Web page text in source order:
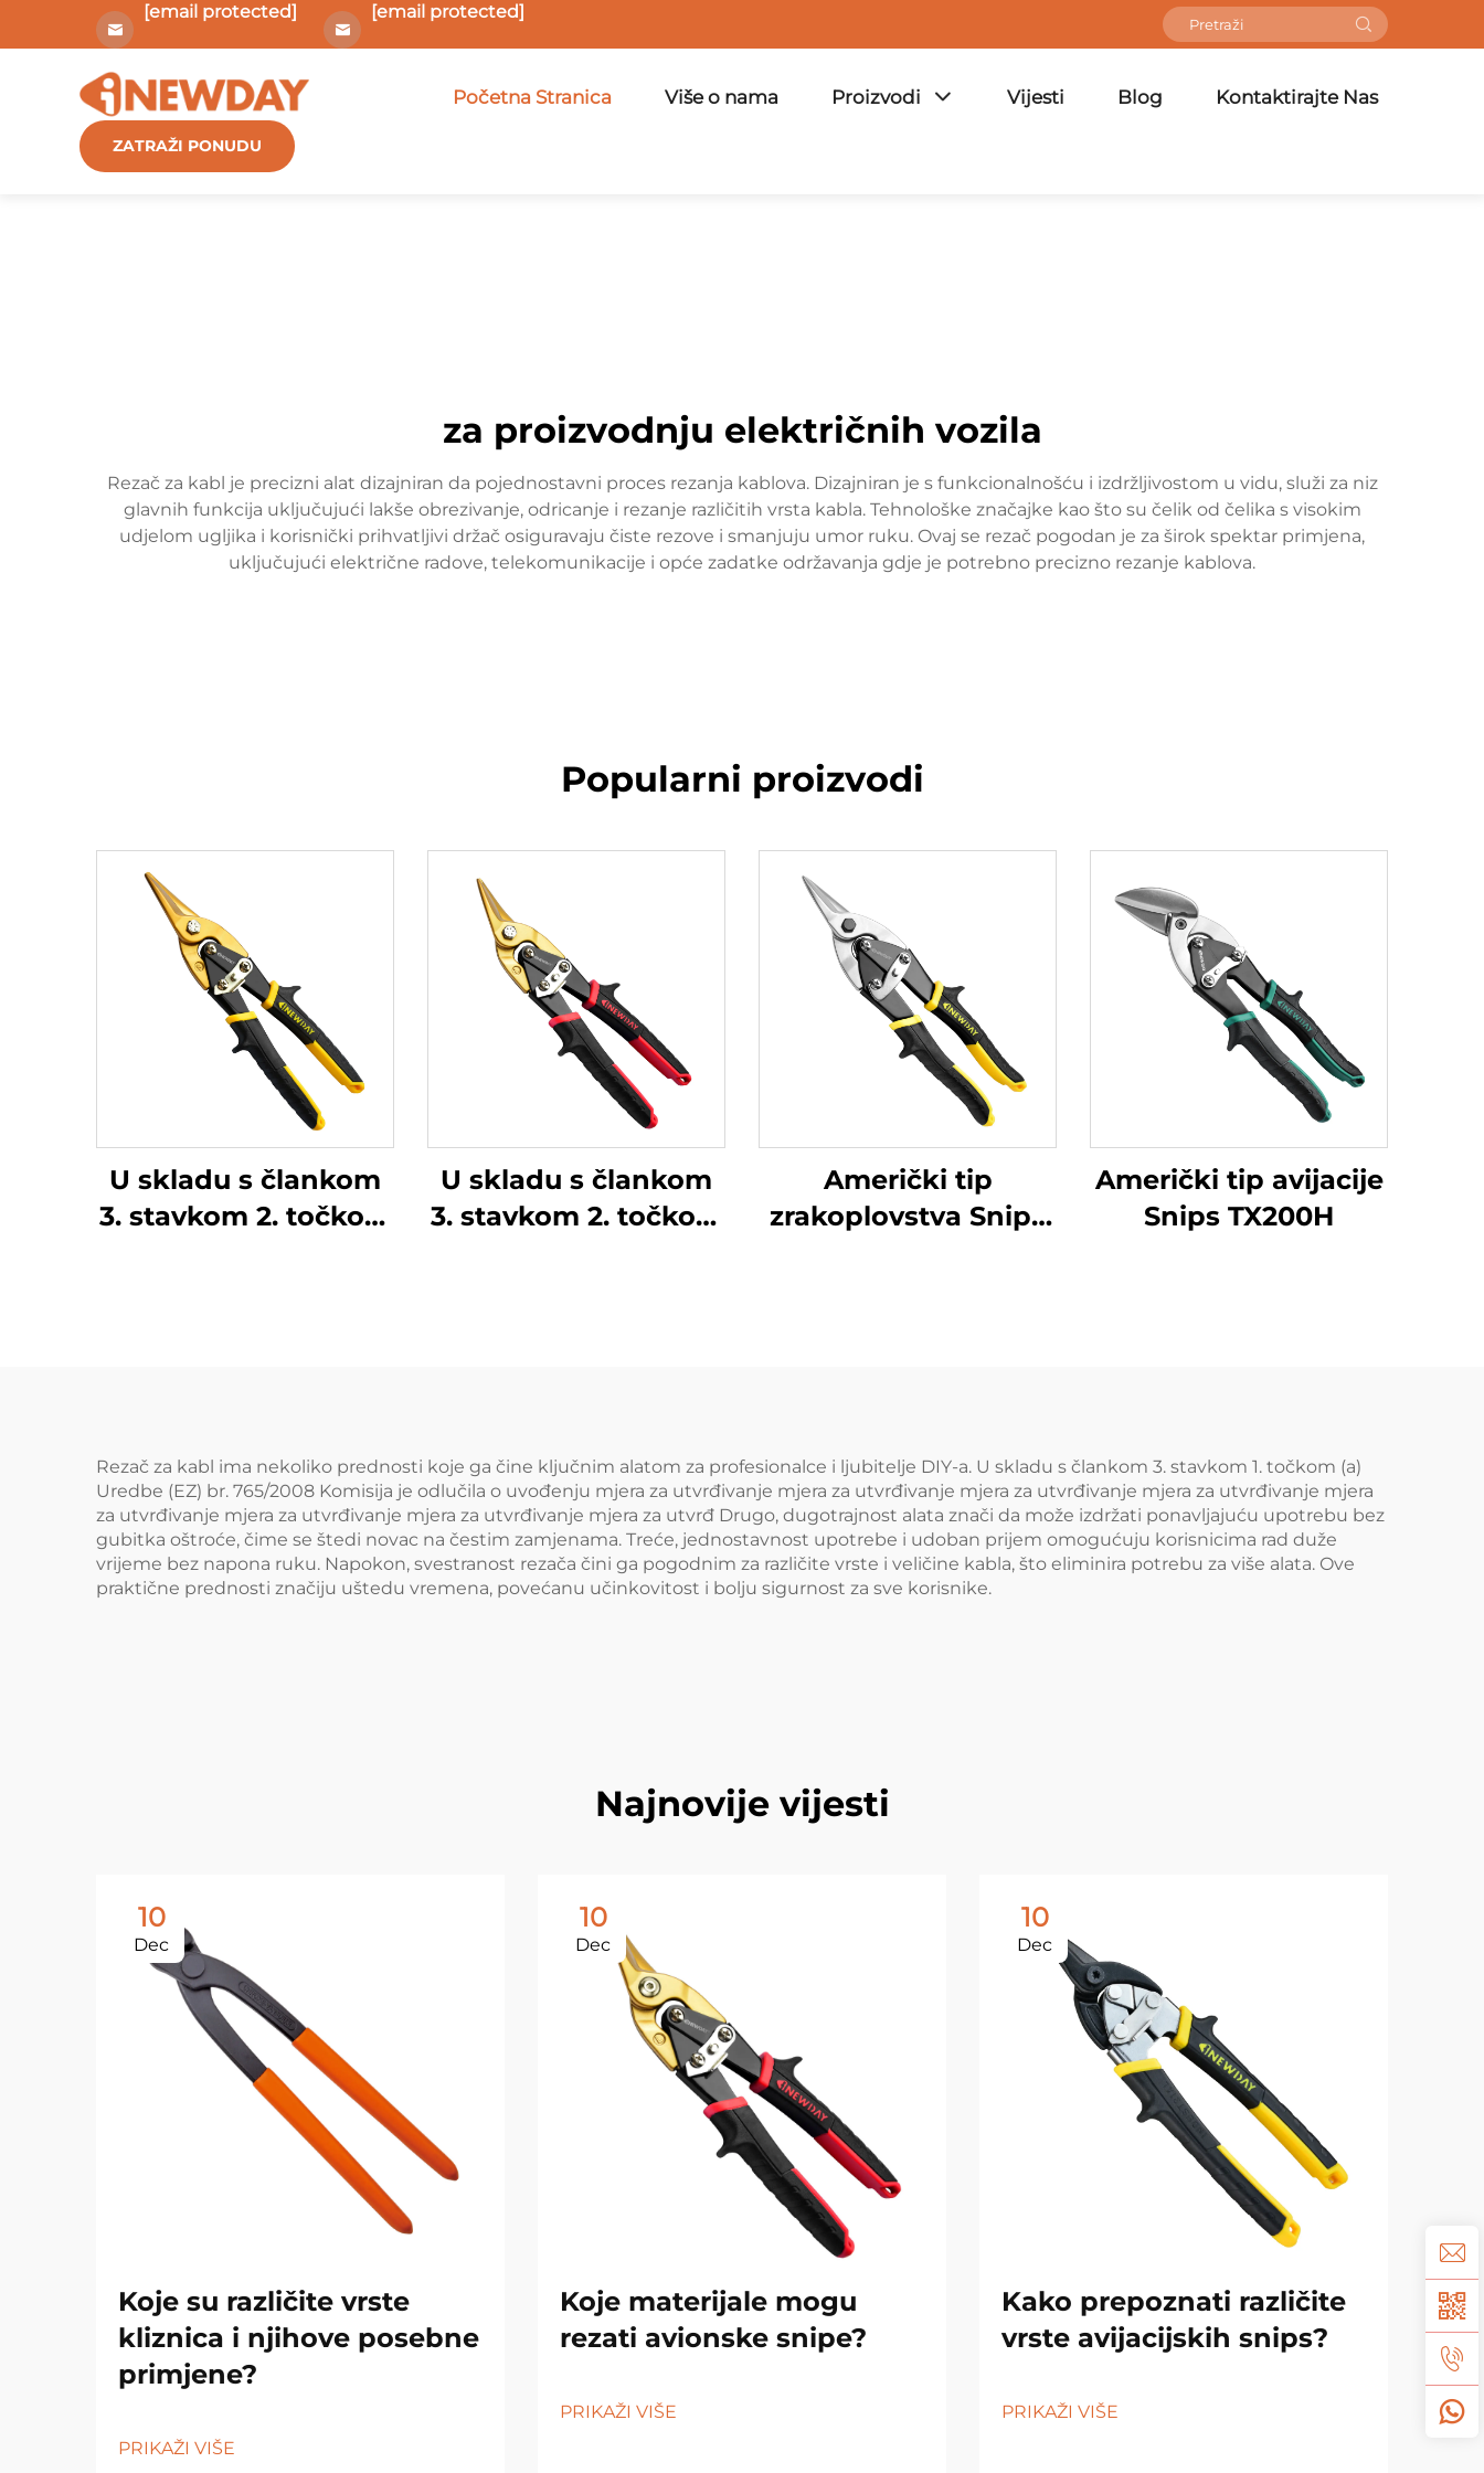
[email protected] [email protected]
Početna Stranica Više o nama Proizvodi Vijesti Blog Kontaktirajte Nas
ZATRAŽI PONUDU
za proizvodnju električnih vozila
Rezač za kabl je precizni alat dizajniran da pojednostavni proces rezanja kablova. Dizajniran je s funkcionalnošću i izdržljivostom u vidu, služi za niz
glavnih funkcija uključujući lakše obrezivanje, odricanje i rezanje različitih vrsta kabla. Tehnološke značajke kao što su čelik od čelika s visokim
udjelom ugljika i korisnički prihvatljivi držač osiguravaju čiste rezove i smanjuju umor ruku. Ovaj se rezač pogodan je za širok spektar primjena,
uključujući električne radove, telekomunikacije i opće zadatke održavanja gdje je potrebno precizno rezanje kablova.
Popularni proizvodi
U skladu s člankom
3. stavkom 2. točkom
U skladu s člankom
3. stavkom 2. točkom
Američki tip
zrakoplovstva Snips
Američki tip avijacije
Snips TX200H
Rezač za kabl ima nekoliko prednosti koje ga čine ključnim alatom za profesionalce i ljubitelje DIY-a. U skladu s člankom 3. stavkom 1. točkom (a)
Uredbe (EZ) br. 765/2008 Komisija je odlučila o uvođenju mjera za utvrđivanje mjera za utvrđivanje mjera za utvrđivanje mjera za utvrđivanje mjera
za utvrđivanje mjera za utvrđivanje mjera za utvrđivanje mjera za utvrđ Drugo, dugotrajnost alata znači da može izdržati ponavljajuću upotrebu bez
gubitka oštroće, čime se štedi novac na čestim zamjenama. Treće, jednostavnost upotrebe i udoban prijem omogućuju korisnicima rad duže
vrijeme bez napona ruku. Napokon, svestranost rezača čini ga pogodnim za različite vrste i veličine kabla, što eliminira potrebu za više alata. Ove
praktične prednosti značiju uštedu vremena, povećanu učinkovitost i bolju sigurnost za sve korisnike.
Najnovije vijesti
10
Dec
Koje su različite vrste
kliznica i njihove posebne
primjene?
PRIKAŽI VIŠE
10
Dec
Koje materijale mogu
rezati avionske snipe?
PRIKAŽI VIŠE
10
Dec
Kako prepoznati različite
vrste avijacijskih snips?
PRIKAŽI VIŠE